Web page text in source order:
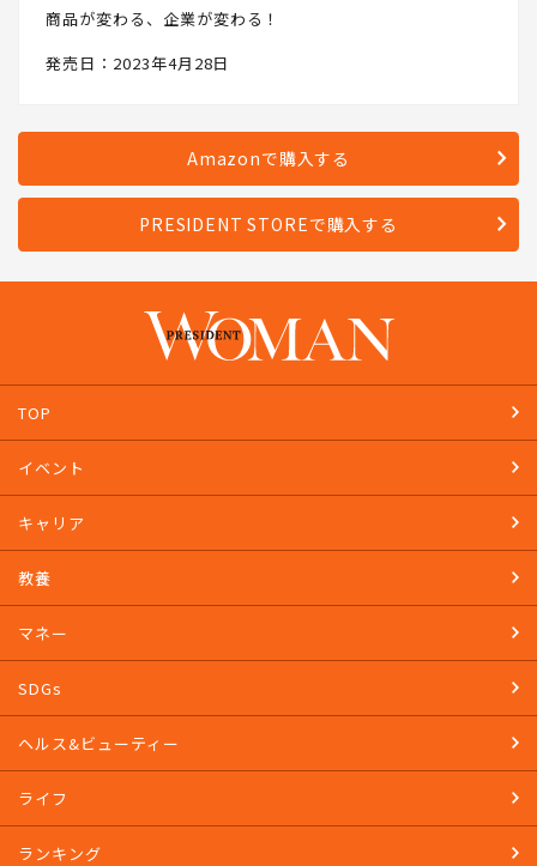
商品が変わる、企業が変わる！
発売日：2023年4月28日
Amazonで購入する
PRESIDENT STOREで購入する
TOP
イベント
キャリア
教養
マネー
SDGs
ヘルス&ビューティー
ライフ
ランキング